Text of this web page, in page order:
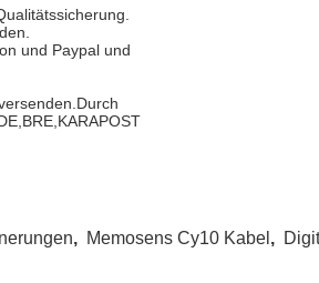
und Paypal und
, Memosens Cy10 Kabel ,